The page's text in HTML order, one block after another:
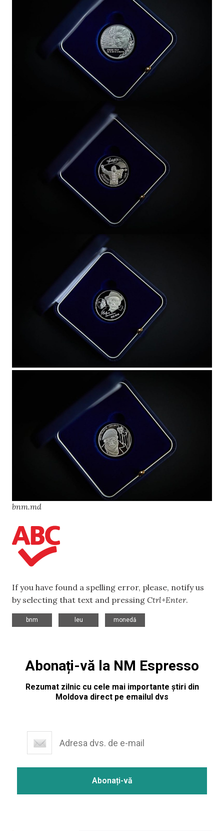
bnm.md
If you have found a spelling error, please, notify us
by selecting that text and pressing Ctrl+Enter.
bnm
leu
monedă
Abonați-vă la NM Espresso
Rezumat zilnic cu cele mai importante știri din
Moldova direct pe emailul dvs